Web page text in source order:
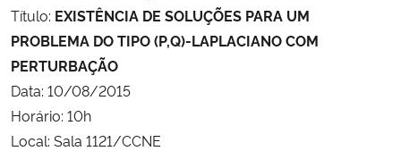
Ministério do Turismo
Ministério do Desenvolvimento Regional
Controladoria-Geral da União
Título: EXISTÊNCIA DE SOLUÇÕES PARA UM
PROBLEMA DO TIPO (P,Q)-LAPLACIANO COM
PERTURBAÇÃO
Data: 10/08/2015
Horário: 10h
Local: Sala 1121/CCNE